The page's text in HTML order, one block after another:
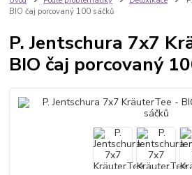
BIO čaj porcovaný 100 sáčků
P. Jentschura 7x7
BIO čaj porcovaný